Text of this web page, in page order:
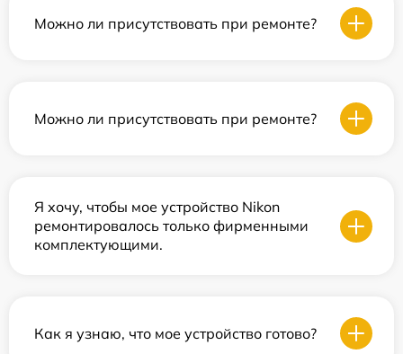
Можно ли присутствовать при ремонте?
Можно ли присутствовать при ремонте?
Я хочу, чтобы мое устройство Nikon
ремонтировалось только фирменными
комплектующими.
Как я узнаю, что мое устройство готово?